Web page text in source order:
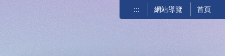
::: 網站導覽 首頁